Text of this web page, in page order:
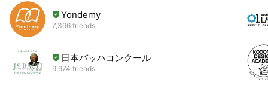
Yondemy
7,396 friends
日本バッハコンクール
9,974 friends